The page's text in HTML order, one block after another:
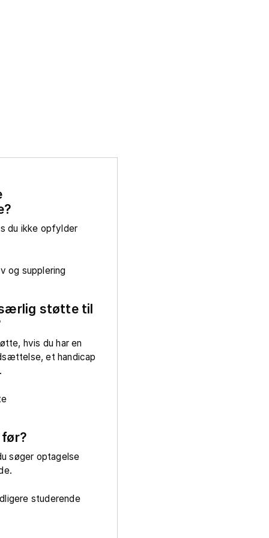
du ikke opfylder
og supplering
støtte til
hvis du har en
et handicap
søger optagelse
studerende